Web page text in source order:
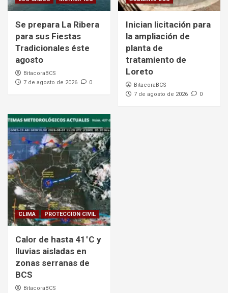
Se prepara La Ribera
para sus Fiestas
Tradicionales éste
agosto
BitacoraBCS
7 de agosto de 2026
0
Inician licitación para
la ampliación de
planta de
tratamiento de
Loreto
BitacoraBCS
7 de agosto de 2026
0
CLIMA PROTECCION CIVIL
Calor de hasta 41°C y
lluvias aisladas en
zonas serranas de
BCS
BitacoraBCS